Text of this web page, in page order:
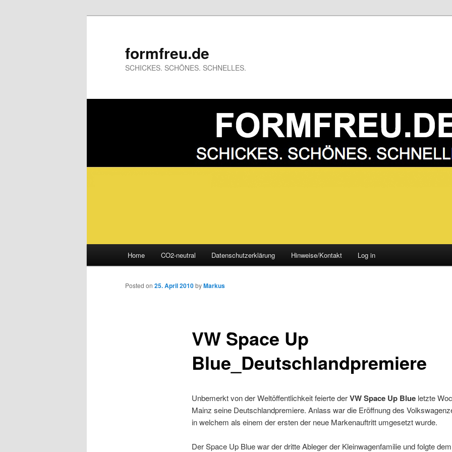
formfreu.de
SCHICKES. SCHÖNES. SCHNELLES.
Skip
to
Home CO2-neutral Datenschutzerklärung Hinweise/Kontakt Log in
VW Space Up
Blue_Deutschlandpremiere
Posted on 25. April 2010byMarkus
Unbemerkt von der Weltöffentlichkeit feierte derVW Space Up Blueletzte
Mainz seine Deutschlandpremiere. Anlass war die Eröffnung des
in welchem als einem der ersten der neue Markenauftritt umgesetzt wurde.
Der Space Up Blue war der dritte Ableger der Kleinwagenfamilie und folgte